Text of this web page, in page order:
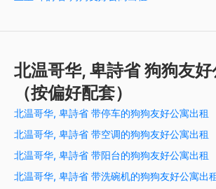
北温哥华, 卑詩省 狗狗友
（按偏好配套）
北温哥华, 卑詩省 带停车的狗狗友好公寓出租
北温哥华, 卑詩省 带空调的狗狗友好公寓出租
北温哥华, 卑詩省 带阳台的狗狗友好公寓出租
北温哥华, 卑詩省 带洗碗机的狗狗友好公寓出